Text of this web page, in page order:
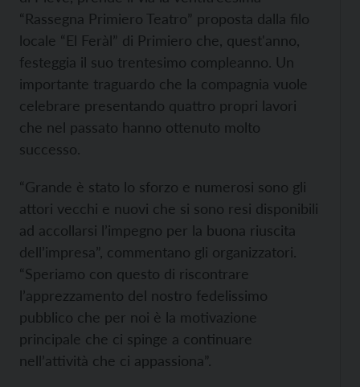
“Rassegna Primiero Teatro” proposta dalla filo
locale “El Feràl” di Primiero che, quest'anno,
festeggia il suo trentesimo compleanno. Un
importante traguardo che la compagnia vuole
celebrare presentando quattro propri lavori
che nel passato hanno ottenuto molto
successo.
“Grande è stato lo sforzo e numerosi sono gli
attori vecchi e nuovi che si sono resi disponibili
ad accollarsi l’impegno per la buona riuscita
dell’impresa”, commentano gli organizzatori.
“Speriamo con questo di riscontrare
l’apprezzamento del nostro fedelissimo
pubblico che per noi è la motivazione
principale che ci spinge a continuare
nell’attività che ci appassiona”.